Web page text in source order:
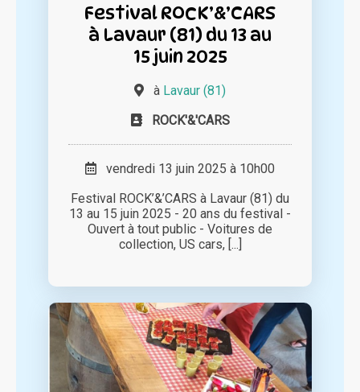
Festival ROCK’&’CARS
à Lavaur (81) du 13 au
15 juin 2025
à Lavaur (81)
ROCK'&'CARS
vendredi 13 juin 2025 à 10h00
Festival ROCK’&’CARS à Lavaur (81) du
13 au 15 juin 2025 - 20 ans du festival -
Ouvert à tout public - Voitures de
collection, US cars, [...]